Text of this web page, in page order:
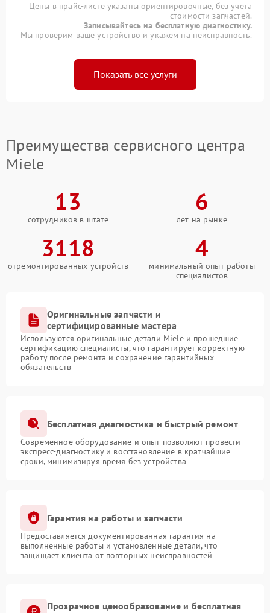
Цены в прайс-листе указаны ориентировочные, без учета
стоимости запчастей.
Записывайтесь на бесплатную диагностику.
Мы проверим ваше устройство и укажем на неисправность.
Показать все услуги
Преимущества сервисного центра
Miele
13
сотрудников в штате
6
лет на рынке
3118
отремонтированных устройств
4
минимальный опыт работы
специалистов
Оригинальные запчасти и
сертифицированные мастера
Используются оригинальные детали Miele и прошедшие
сертификацию специалисты, что гарантирует корректную
работу после ремонта и сохранение гарантийных
обязательств
Бесплатная диагностика и быстрый ремонт
Современное оборудование и опыт позволяют провести
экспресс-диагностику и восстановление в кратчайшие
сроки, минимизируя время без устройства
Гарантия на работы и запчасти
Предоставляется документированная гарантия на
выполненные работы и установленные детали, что
защищает клиента от повторных неисправностей
Прозрачное ценообразование и бесплатная